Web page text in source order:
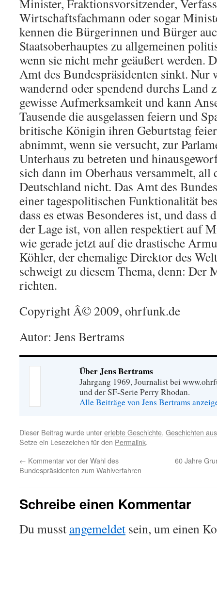
Minister, Fraktionsvorsitzender,
Wirtschaftsfachmann oder sogar
kennen die Bürgerinnen und Bürger
Staatsoberhauptes zu allgemeinen
wenn sie nicht mehr geäußert werden.
Amt des Bundespräsidenten sinkt. Nur
wandernd oder spendend durchs Land
gewisse Aufmerksamkeit und kann
Tausende die ausgelassen feiern und
britische Königin ihren Geburtstag
abnimmt, wenn sie versucht, zur
Unterhaus zu betreten und
sich dann im Oberhaus versammelt, all
Deutschland nicht. Das Amt des
einer tagespolitischen Funktionalität
dass es etwas Besonderes ist, und dass
der Lage ist, von allen respektiert auf
wie gerade jetzt auf die drastische
Köhler, der ehemalige Direktor des
schweigt zu diesem Thema, denn: Der
richten.
Copyright Â© 2009, ohrfunk.de
Autor: Jens Bertrams
Über Jens Bertrams
Jahrgang 1969, Journalist bei
und der SF-Serie Perry Rhodan.
Alle Beiträge von Jens Bertrams
Dieser Beitrag wurde untererlebte Geschichte, Geschichten
Setze ein Lesezeichen für den Permalink.
← Kommentar vor der Wahl des
Bundespräsidenten zum Wahlverfahren
60 Jahre
Schreibe einen Kommentar
Du musst angemeldet sein, um einen